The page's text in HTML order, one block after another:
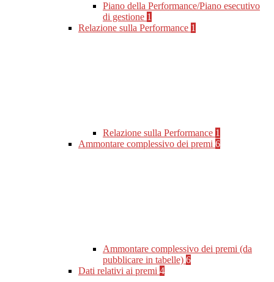
Piano della Performance/Piano esecutivo
di gestione 1
Relazione sulla Performance 1
Relazione sulla Performance 1
Ammontare complessivo dei premi 6
Ammontare complessivo dei premi (da
pubblicare in tabelle) 6
Dati relativi ai premi 4